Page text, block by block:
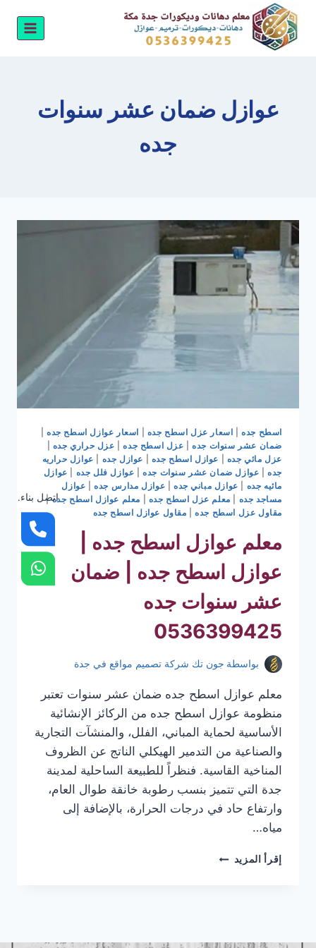
التجاوز
المحتوى
عوازل ضمان عشر سنوات
جده
اسطح جده| اسعار عزل اسطح جده اسعار عوازل اسطح جده|
ضمان عشر سنوات جده| عزل اسطح جده| عزل حراري جده
عزل مائي جده
عوازل اسطح جده عوازل جده
عوازل حراريه
جده| عوازل ضمان عشر سنوات جده| عوازل فلل جده
عوازل
مائيه جده
عوازل مباني جده عوازل مدارس جده| عوازل
مساجد جده
معلم عزل اسطح جده معلم عوازل اسطح جده|
مقاول عزل اسطح جده| مقاول عوازل اسطح جده
معلم عوازل اسطح جده |
عوازل اسطح جده | ضمان
عشر سنوات جده
0536399425
بواسطة جون تك شركة تصميم مواقع في جدة
معلم عوازل اسطح جده ضمان عشر سنوات تعتبر
منظومة عوازل اسطح جده من الركائز الإنشائية
الأساسية لحماية المباني، الفلل، والمنشآت التجارية
والصناعية من التدمير الهيكلي الناتج عن الظروف
المناخية القاسية. فنظراً للطبيعة الساحلية لمدينة
جدة التي تتميز بنسب رطوبة خانقة طوال العام،
وارتفاع حاد في درجات الحرارة، بالإضافة إلى
مياه…
إقرأ المزيد معلم
اسطح
اتصل بناء.